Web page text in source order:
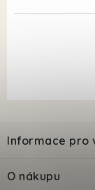
p
a
Informace pro
O nákupu